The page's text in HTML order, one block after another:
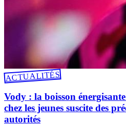
ACTUALITÉS
Vody : la boisson
chez les jeunes suscite des
autorités